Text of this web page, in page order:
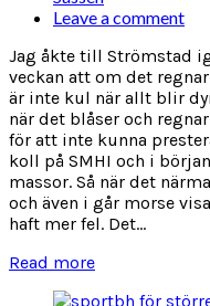
Leave a comment
Jag åkte till Strömstad
veckan att om det
är inte kul när allt blir
när det blåser och
för att inte kunna
koll på SMHI och i
massor. Så när det
och även i går morse
haft mer fel. Det...
Read more